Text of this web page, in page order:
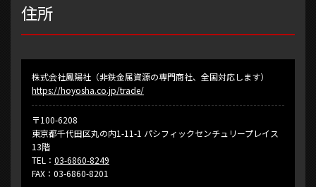
住所
株式会社鳳陽社（非鉄金属資源の専門商社、全国対応します）
https://hoyosha.co.jp/trade/
〒100-6208
東京都千代田区丸の内1-11-1 パシフィックセンチュリープレイス
13階
TEL： 03-6860-8249
FAX：03-6860-8201